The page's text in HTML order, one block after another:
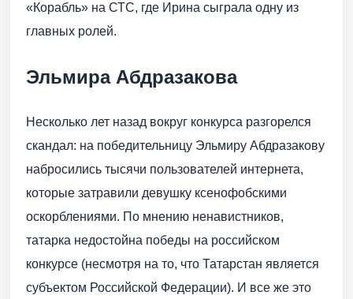
«Корабль» на СТС, где Ирина сыграла одну из
главных ролей.
Эльмира Абдразакова
Несколько лет назад вокруг конкурса разгорелся
скандал: на победительницу Эльмиру Абдразакову
набросились тысячи пользователей интернета,
которые затравили девушку ксенофобскими
оскорблениями. По мнению ненавистников,
татарка недостойна победы на российском
конкурсе (несмотря на то, что Татарстан является
субъектом Российской Федерации). И все же это